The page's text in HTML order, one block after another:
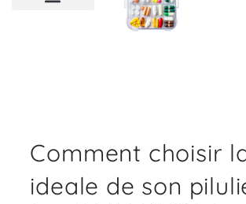
Comment choisir
ideale de son